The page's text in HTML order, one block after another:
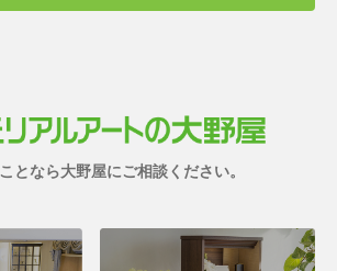
となら大野屋にご相談ください。